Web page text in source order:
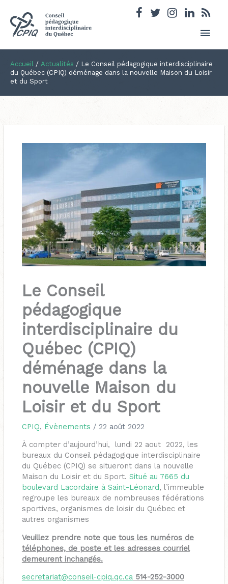
Accueil / Actualités / Le Conseil pédagogique interdisciplinaire
du Québec (CPIQ) déménage dans la nouvelle Maison du Loisir
et du Sport
Le Conseil
pédagogique
interdisciplinaire du
Québec (CPIQ)
déménage dans la
nouvelle Maison du
Loisir et du Sport
CPIQ, Évènements / 22 août 2022
À compter d’aujourd’hui, lundi 22 aout 2022, les
bureaux du Conseil pédagogique interdisciplinaire
du Québec (CPIQ) se situeront dans la nouvelle
Maison du Loisir et du Sport. Situé au 7665 du
boulevard Lacordaire à Saint-Léonard, l’immeuble
regroupe les bureaux de nombreuses fédérations
sportives, organismes de loisir du Québec et
autres organismes
Veuillez prendre note que tous les numéros de
téléphones, de poste et les adresses courriel
demeurent inchangés.
secretariat@conseil-cpiq.qc.ca514-252-3000